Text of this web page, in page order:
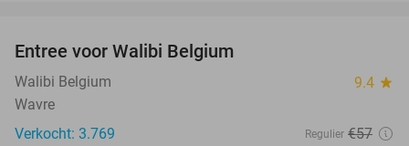
Entree voor Walibi Belgium
Walibi Belgium 9.4 star
Wavre
Verkocht: 3.769
Regulier €57